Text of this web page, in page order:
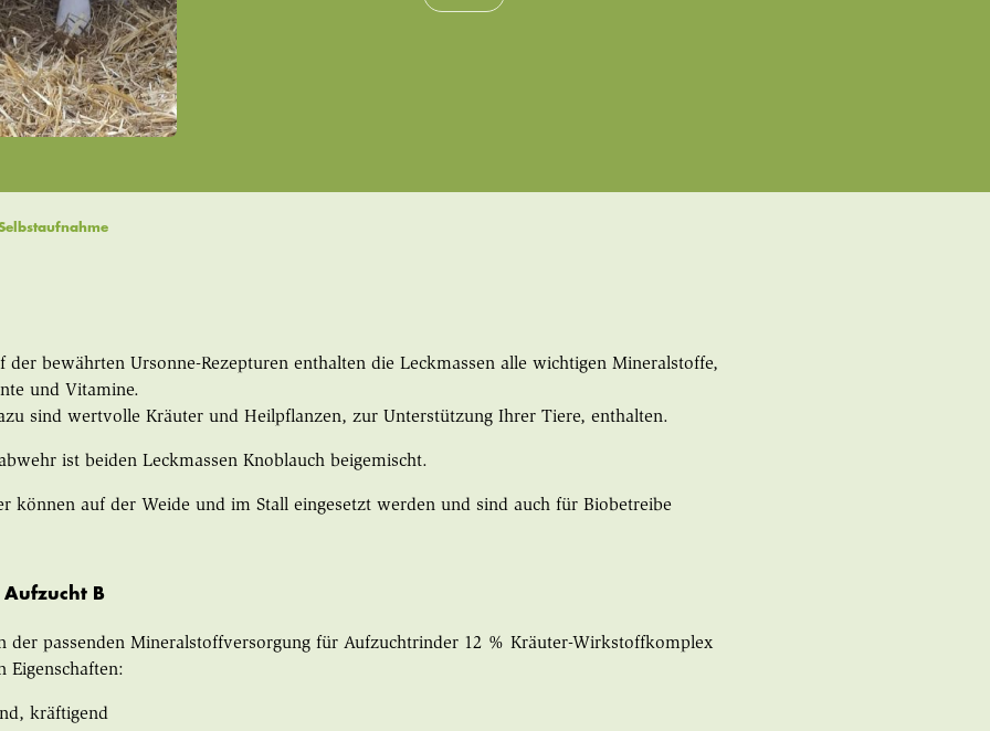
der bewährten Ursonne-Rezepturen enthalten die Leckmassen alle wichtigen Mineralstoffe,
und Vitamine.
sind wertvolle Kräuter und Heilpflanzen, zur Unterstützung Ihrer Tiere, enthalten.
ist beiden Leckmassen Knoblauch beigemischt.
können auf der Weide und im Stall eingesetzt werden und sind auch für Biobetreibe
Aufzucht B
der passenden Mineralstoffversorgung für Aufzuchtrinder 12 % Kräuter-Wirkstoffkomplex
Eigenschaften:
kräftigend